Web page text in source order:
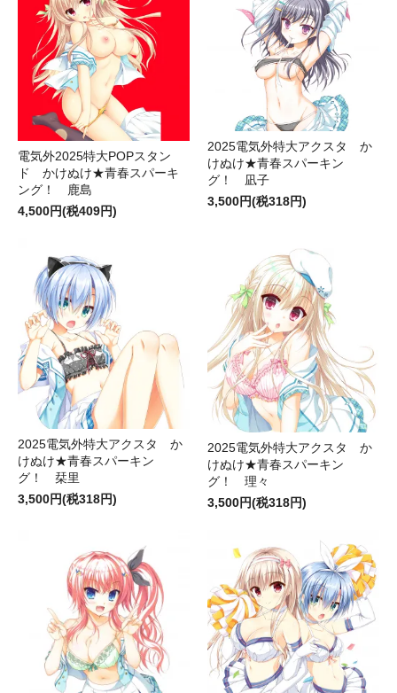
電気外2025特大POPスタン
ド かけぬけ★青春スパーキ
ング！ 鹿島
4,500円(税409円)
2025電気外特大アクスタ か
けぬけ★青春スパーキン
グ！ 凪子
3,500円(税318円)
2025電気外特大アクスタ か
けぬけ★青春スパーキン
グ！ 栞里
3,500円(税318円)
2025電気外特大アクスタ か
けぬけ★青春スパーキン
グ！ 理々
3,500円(税318円)